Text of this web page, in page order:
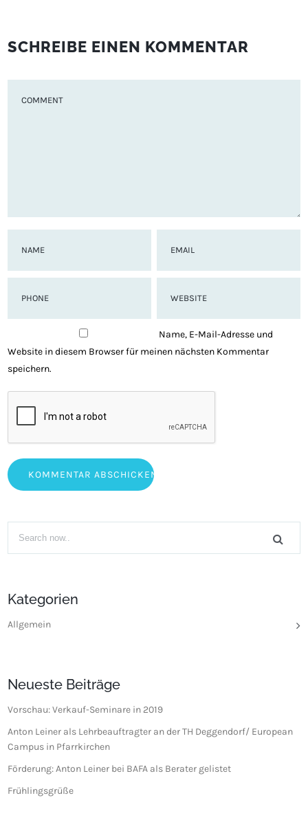
SCHREIBE EINEN KOMMENTAR
Name, E-Mail-Adresse und
Website in diesem Browser für meinen nächsten Kommentar
speichern.
Kategorien
Allgemein
Neueste Beiträge
Vorschau: Verkauf-Seminare in 2019
Anton Leiner als Lehrbeauftragter an der TH Deggendorf/ European
Campus in Pfarrkirchen
Förderung: Anton Leiner bei BAFA als Berater gelistet
Frühlingsgrüße